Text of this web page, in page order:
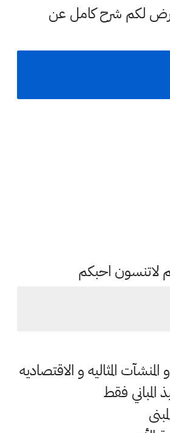
لكم شرح كامل عن
لاتنسون احبكم
المثاليه و الاقتصاديه
فقط